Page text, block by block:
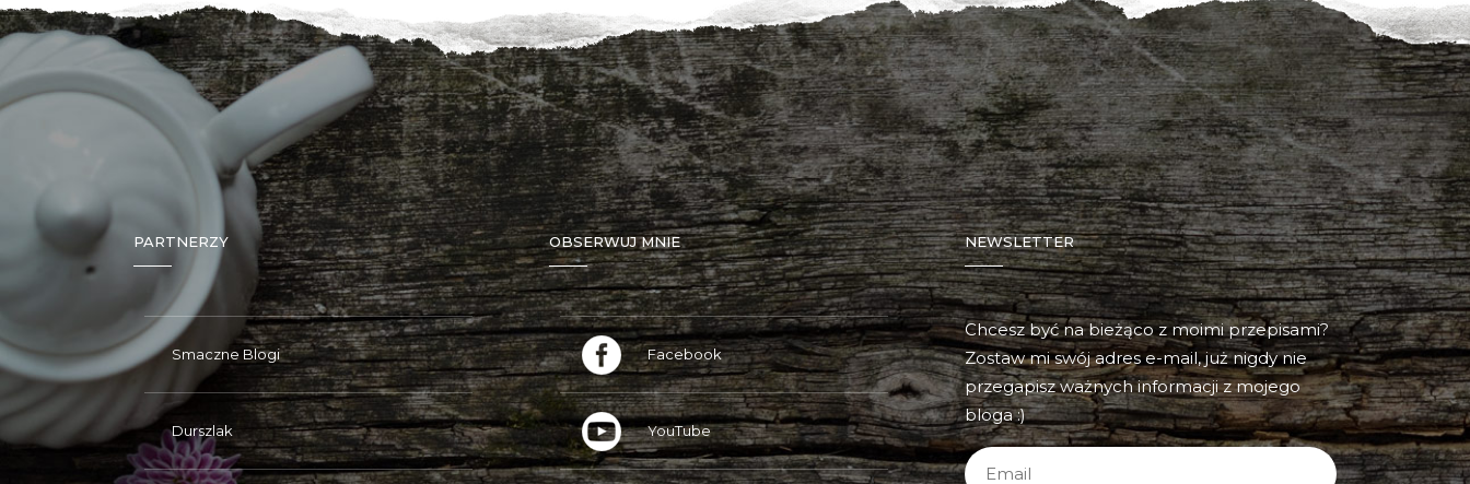
PARTNERZY
Smaczne Blogi
Durszlak
OBSERWUJ MNIE
Facebook
YouTube
NEWSLETTER
Chcesz być na bieżąco z moimi przepisami?
Zostaw mi swój adres e-mail, już nigdy nie
przegapisz ważnych informacji z mojego
bloga :)